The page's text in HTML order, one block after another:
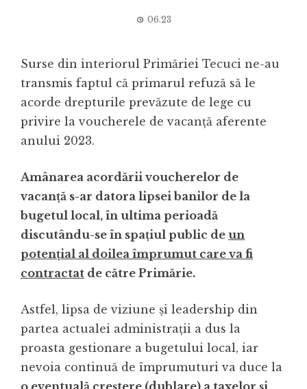
06.23
Surse din interiorul Primăriei Tecuci ne-au
transmis faptul că primarul refuză să le
acorde drepturile prevăzute de lege cu
privire la voucherele de vacanță aferente
anului 2023.
Amânarea acordării voucherelor de
vacanţă s-ar datora lipsei banilor de la
bugetul local, în ultima perioadă
discutându-se în spațiul public de un
potențial al doilea împrumut care va fi
contractat de către Primărie.
Astfel, lipsa de viziune și leadership din
partea actualei administrații a dus la
proasta gestionare a bugetului local, iar
nevoia continuă de împrumuturi va duce la
o eventuală creștere (dublare) a taxelor și